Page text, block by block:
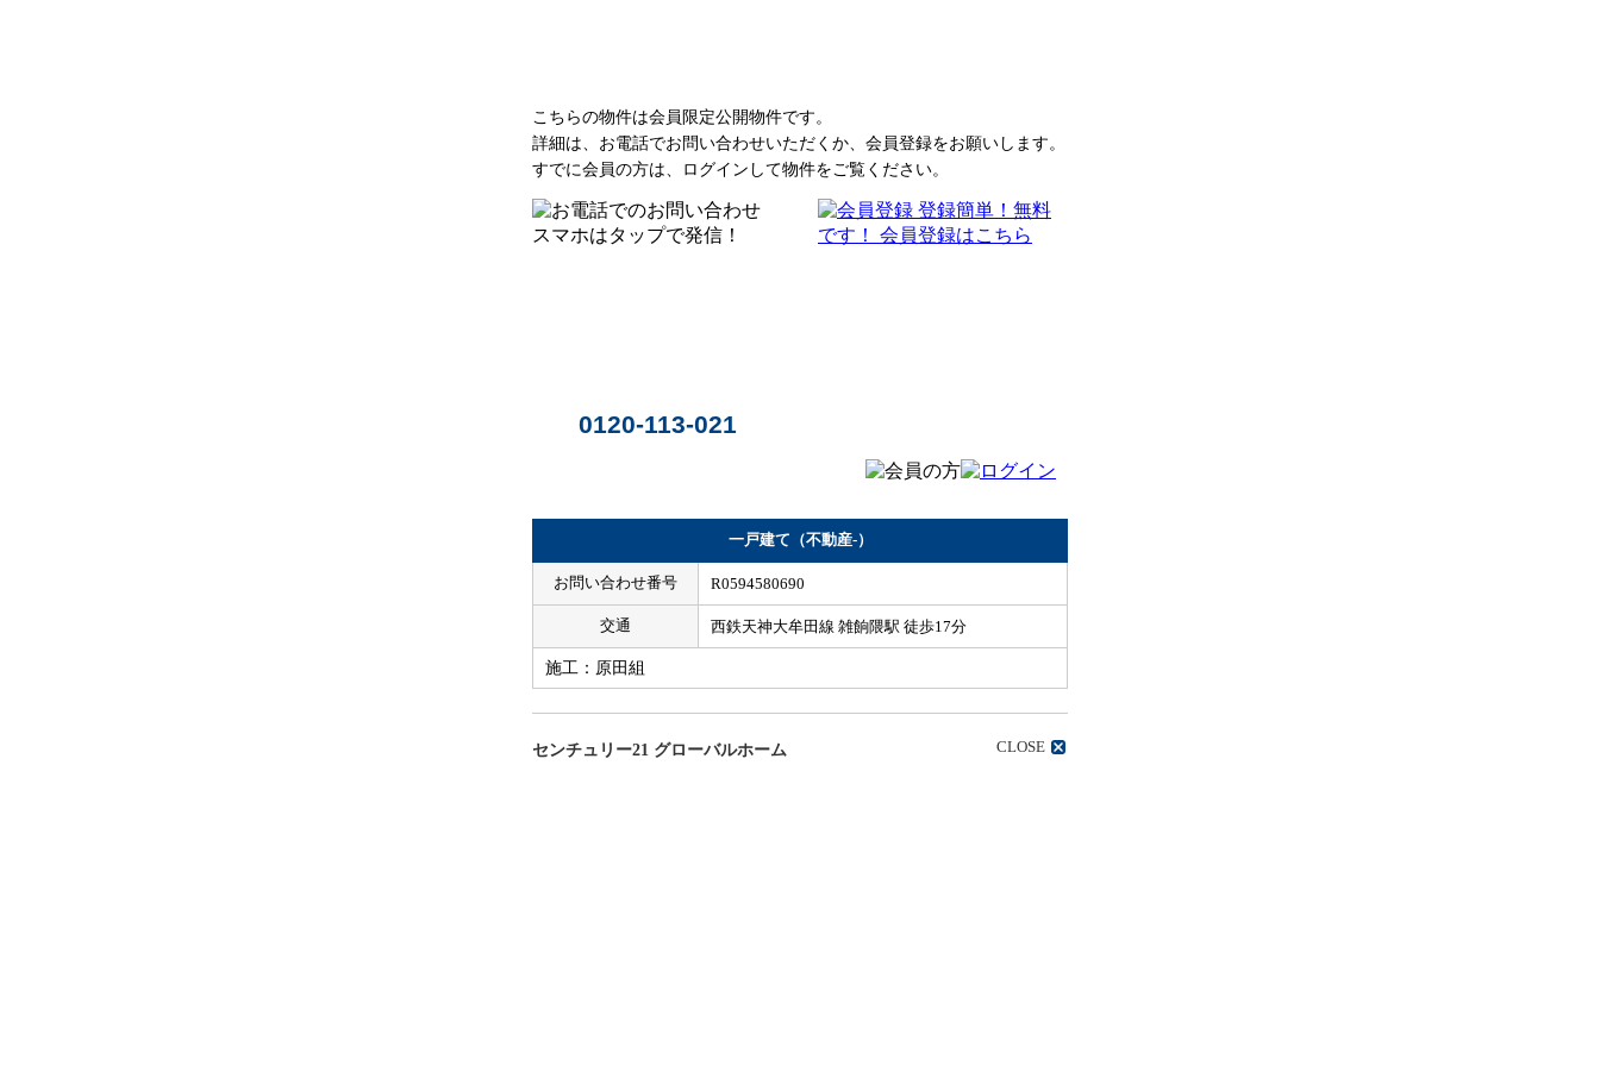
こちらの物件は会員限定公開物件です。
詳細は、お電話でお問い合わせいただくか、会員登録をお願いします。
すでに会員の方は、ログインして物件をご覧ください。
0120-113-021
一戸建て（不動産-）
お問い合わせ番号 R0594580690
交通 西鉄天神大牟田線 雑餉隈駅 徒歩17分
施工：原田組
センチュリー21 グローバルホーム CLOSE